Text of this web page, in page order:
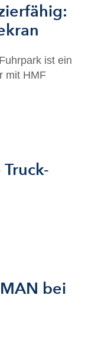
ist ein
mit HMF
bei